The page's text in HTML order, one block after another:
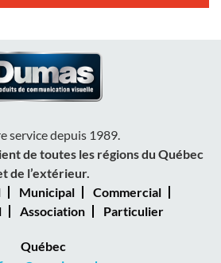
service depuis 1989.
de toutes les régions du Québec
de l’extérieur.
Municipal
Commercial
Association Particulier
Québec